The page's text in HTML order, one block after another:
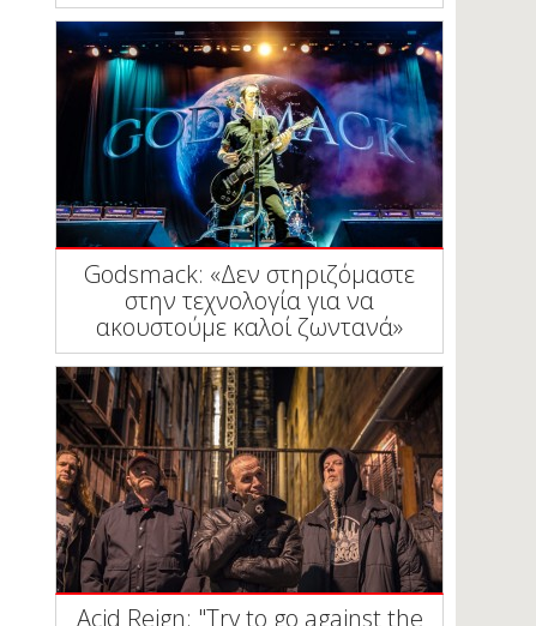
Godsmack: «Δεν στηριζόμαστε
στην τεχνολογία για να
ακουστούμε καλοί ζωντανά»
Acid Reign: "Try to go against the